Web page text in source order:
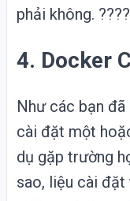
phải không. ????
4. Docker
Như các bạn
cài đặt một
dụ gặp trường
sao, liệu cài